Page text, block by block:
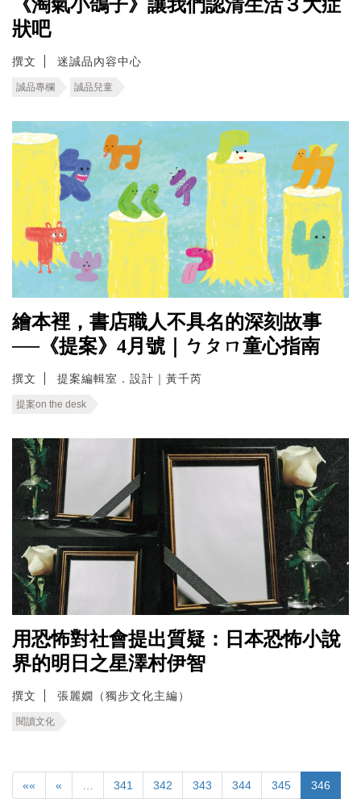
《淘氣小鴿子》讓我們認清生活３大症
狀吧
撰文 迷誠品內容中心
誠品專欄 誠品兒童
繪本裡，書店職人不具名的深刻故事
──《提案》4月號｜ㄅㄆㄇ童心指南
撰文 提案編輯室．設計｜黃千芮
提案on the desk
用恐怖對社會提出質疑：日本恐怖小說
界的明日之星澤村伊智
撰文 張麗嫺（獨步文化主編）
閱讀文化
«« « 341 342 343 344 345 346